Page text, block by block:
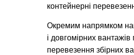
контейнерні
Окремим напрямком
і довгомірних
перевезення збірних